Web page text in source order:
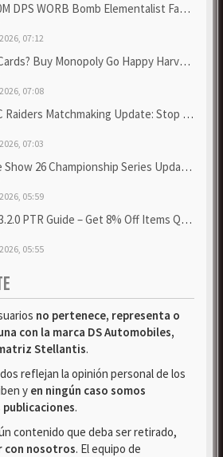
WORB Bomb Elementalist Fast - Grab POE Curren...
07:12
Buy Monopoly Go Happy Harvest with Looney Tun...
07:08
Matchmaking Update: Stop Failed - Grab Bluep...
07:03
26 Championship Series Update! Get Cheap & ...
05:59
PTR Guide – Get 8% Off Items Quickly to Test ...
05:55
no pertenece, representa o
con la marca DS Automobiles,
Stellantis.
reflejan la opinión personal de los
y en ningún caso somos
publicaciones.
contenido que deba ser retirado,
con nosotros. El equipo de